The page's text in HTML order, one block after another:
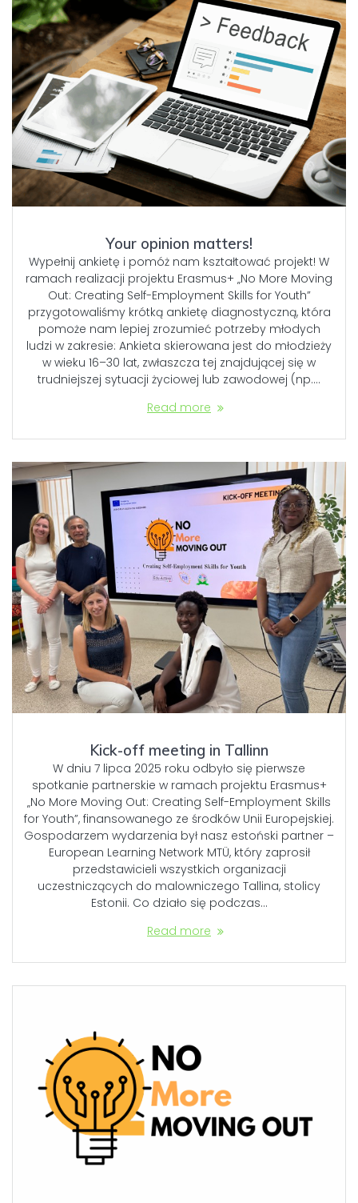
Your opinion matters!
Wypełnij ankietę i pomóż nam kształtować projekt! W
ramach realizacji projektu Erasmus+ „No More Moving
Out: Creating Self-Employment Skills for Youth”
przygotowaliśmy krótką ankietę diagnostyczną, która
pomoże nam lepiej zrozumieć potrzeby młodych
ludzi w zakresie: Ankieta skierowana jest do młodzieży
w wieku 16–30 lat, zwłaszcza tej znajdującej się w
trudniejszej sytuacji życiowej lub zawodowej (np.…
Read more
Kick-off meeting in Tallinn
W dniu 7 lipca 2025 roku odbyło się pierwsze
spotkanie partnerskie w ramach projektu Erasmus+
„No More Moving Out: Creating Self-Employment Skills
for Youth”, finansowanego ze środków Unii Europejskiej.
Gospodarzem wydarzenia był nasz estoński partner –
European Learning Network MTÜ, który zaprosił
przedstawicieli wszystkich organizacji
uczestniczących do malowniczego Tallina, stolicy
Estonii. Co działo się podczas…
Read more